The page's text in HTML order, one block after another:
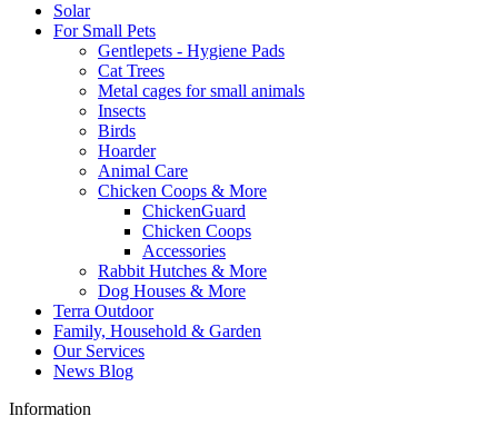
Solar
For Small Pets
Gentlepets - Hygiene Pads
Cat Trees
Metal cages for small animals
Insects
Birds
Hoarder
Animal Care
Chicken Coops & More
ChickenGuard
Chicken Coops
Accessories
Rabbit Hutches & More
Dog Houses & More
Terra Outdoor
Family, Household & Garden
Our Services
News Blog
Information